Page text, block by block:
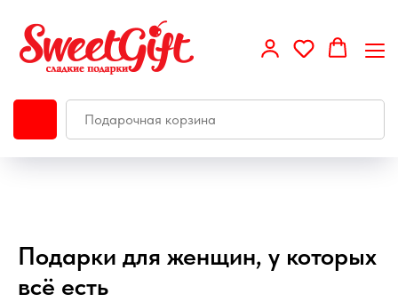
Подарки для женщин, у которых
всё есть